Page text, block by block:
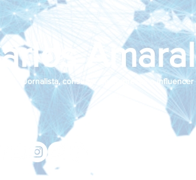
Amaral
Jornalista, consultor de empresas e influencer